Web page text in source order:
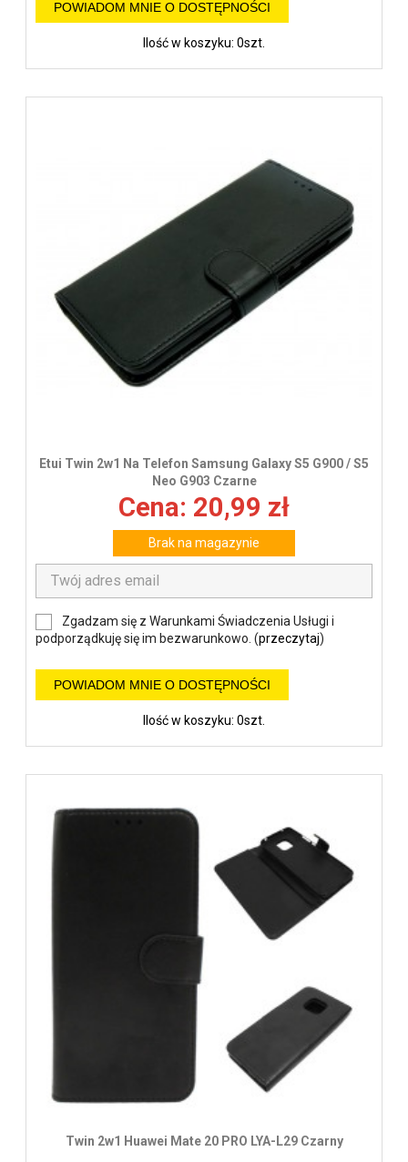
POWIADOM MNIE O DOSTĘPNOŚCI
Ilość w koszyku: 0szt.
Etui Twin 2w1 Na Telefon Samsung Galaxy S5 G900 / S5
Neo G903 Czarne
Cena: 20,99 zł
Brak na magazynie
Zgadzam się z Warunkami Świadczenia Usługi i
podporządkuję się im bezwarunkowo. (przeczytaj)
POWIADOM MNIE O DOSTĘPNOŚCI
Ilość w koszyku: 0szt.
Twin 2w1 Huawei Mate 20 PRO LYA-L29 Czarny